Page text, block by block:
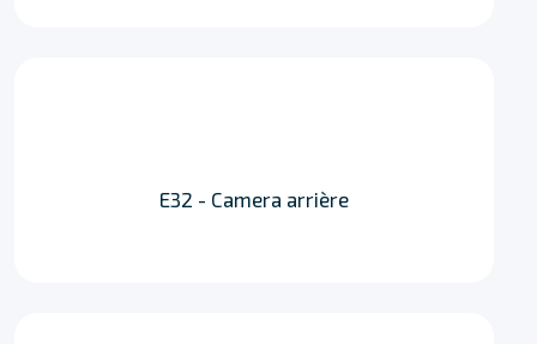
E32 - Camera arrière